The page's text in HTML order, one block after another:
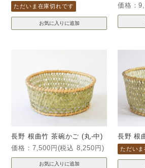
ただいま在庫切れです
価格：
長野 根曲竹 茶碗かご (丸-中)
価格：7,500円(税込 8,250円)
長野 根
ただい